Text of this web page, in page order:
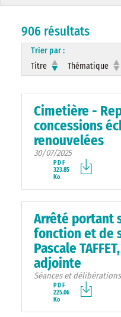
906 résultats
Trier par :
Titre
Thématique
Cimetière -
concessions
renouvelées
30/07/2025
PDF
323.85
Ko
Arrêté portant
fonction et de
Pascale
adjointe
Séances et
PDF
225.06
Ko